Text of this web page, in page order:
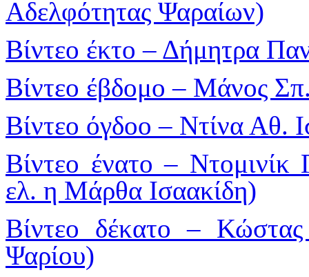
Αδελφότητας Ψαραίων)
Βίντεο έκτο – Δήμητρα
Βίντεο έβδομο – Μάνος
Βίντεο όγδοο – Ντίνα Αθ.
Βίντεο ένατο –
ελ. η Μάρθα Ισαακίδη)
Βίντεο δέκατο –
Ψαρίου)